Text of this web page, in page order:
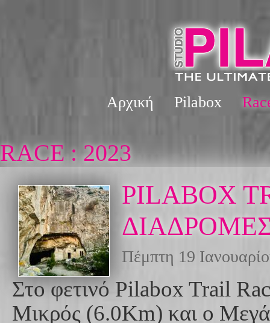
Αρχική Pilabox
RACE : 2023
PILABOX
Πέμπτη 19
Στο φετινό Pilabox Trail
Μικρός (6.0Km) και ο